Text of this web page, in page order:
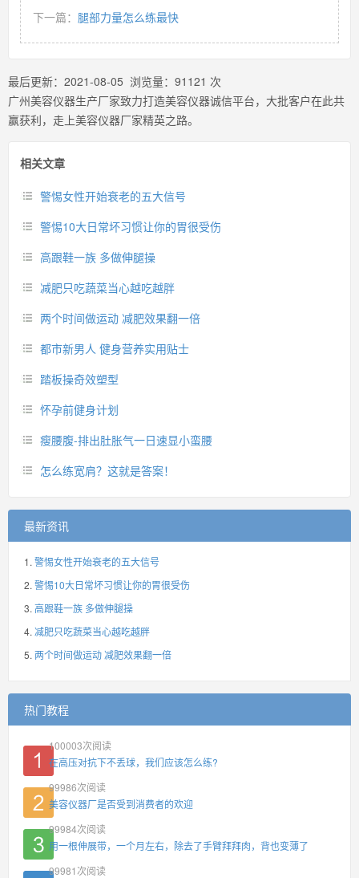
下一篇： 腿部力量怎么练最快
最后更新： 2021-08-05 浏览量： 91121 次
广州美容仪器生产厂家致力打造美容仪器诚信平台，大批客户在此共
赢获利，走上美容仪器厂家精英之路。
相关文章
警惕女性开始衰老的五大信号
警惕10大日常坏习惯让你的胃很受伤
高跟鞋一族 多做伸腿操
减肥只吃蔬菜当心越吃越胖
两个时间做运动 减肥效果翻一倍
都市新男人 健身营养实用贴士
踏板操奇效塑型
怀孕前健身计划
瘦腰腹-排出肚胀气一日速显小蛮腰
怎么练宽肩？这就是答案！
最新资讯
警惕女性开始衰老的五大信号
警惕10大日常坏习惯让你的胃很受伤
高跟鞋一族 多做伸腿操
减肥只吃蔬菜当心越吃越胖
两个时间做运动 减肥效果翻一倍
热门教程
100003次阅读
在高压对抗下不丢球，我们应该怎么练?
99986次阅读
美容仪器厂是否受到消费者的欢迎
99984次阅读
用一根伸展带，一个月左右，除去了手臂拜拜肉，背也变薄了
99981 次阅读